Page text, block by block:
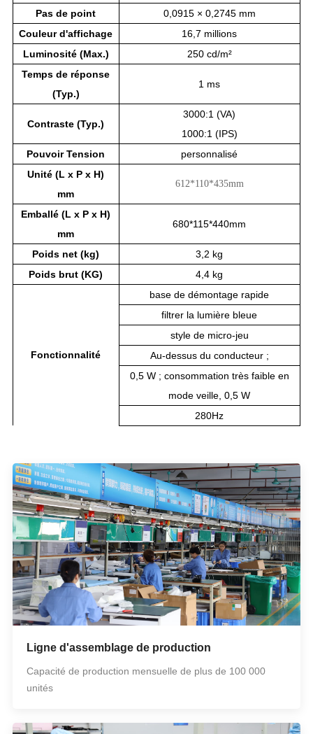
Pas de point
0,0915 × 0,2745 mm
Couleur d'affichage
16,7 millions
Luminosité (Max.)
250 cd/m²
Temps de réponse
(Typ.)
1 ms
Contraste (Typ.)
3000:1 (VA)
1000:1 (IPS)
PouvoirTension
personnalisé
Unité (L x P x H)
mm
612*110*435mm
Emballé (L x P x H)
mm
680*115*440mm
Poids net (kg)
3,2 kg
Poids brut (KG)
4,4 kg
Fonctionnalité
base de démontage rapide
filtrer la lumière bleue
style de micro-jeu
Au-dessus du conducteur ;
0,5 W ; consommation très faible en
mode veille, 0,5 W
280Hz
Ligne d'assemblage de production
Capacité de production mensuelle de plus de 100 000
unités